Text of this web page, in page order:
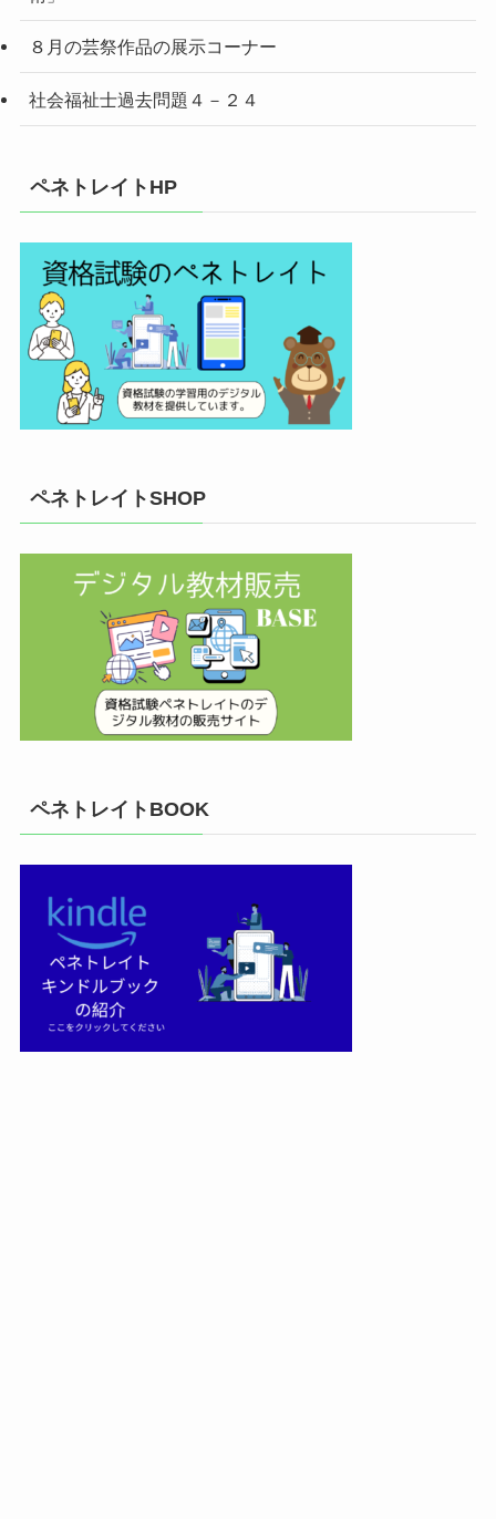
８月の芸祭作品の展示コーナー
社会福祉士過去問題４－２４
ペネトレイトHP
ペネトレイトSHOP
ペネトレイトBOOK